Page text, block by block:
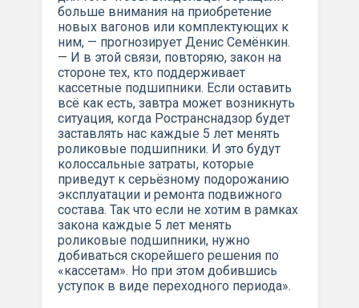
больше внимания на приобретение
новых вагонов или комплектующих к
ним, — прогнозирует Денис Семёнкин.
— И в этой связи, повторяю, закон на
стороне тех, кто поддерживает
кассетные подшипники. Если оставить
всё как есть, завтра может возникнуть
ситуация, когда Ространснадзор будет
заставлять нас каждые 5 лет менять
роликовые подшипники. И это будут
колоссальные затраты, которые
приведут к серьёзному подорожанию
эксплуатации и ремонта подвижного
состава. Так что если не хотим в рамках
закона каждые 5 лет менять
роликовые подшипники, нужно
добиваться скорейшего решения по
«кассетам». Но при этом добившись
уступок в виде переходного периода».